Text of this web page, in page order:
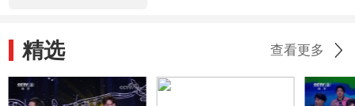
精选 查看更多